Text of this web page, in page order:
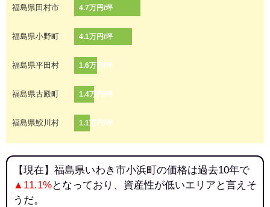
福島県田村市 4.7万円/坪
福島県小野町 4.1万円/坪
福島県平田村 1.6万円/坪
福島県古殿町 1.4万円/坪
福島県鮫川村 1.1万円/坪
【現在】福島県いわき市小浜町の価格は過去10年で
▲11.1%となっており、資産性が低いエリアと言えそ
うだ。